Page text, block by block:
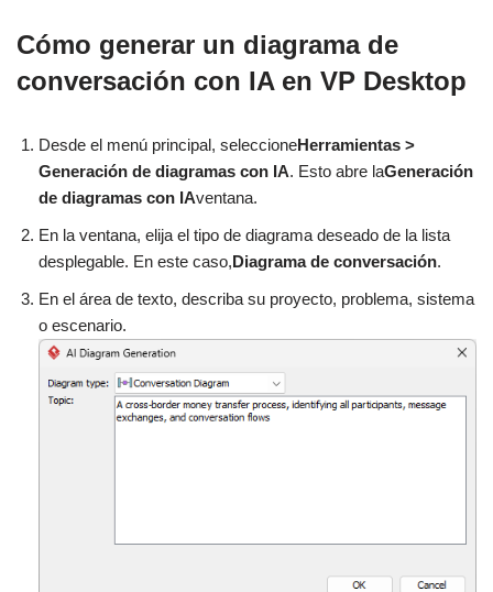
Cómo generar un diagrama de
conversación con IA en VP Desktop
Desde el menú principal, seleccioneHerramientas >
Generación de diagramas con IA. Esto abre laGeneración
de diagramas con IAventana.
En la ventana, elija el tipo de diagrama deseado de la lista
desplegable. En este caso,Diagrama de conversación.
En el área de texto, describa su proyecto, problema, sistema
o escenario.